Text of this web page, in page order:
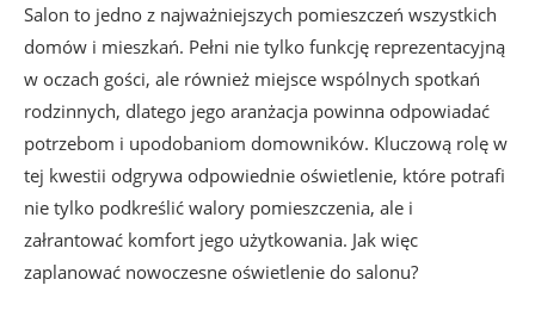
Salon to jedno z najważniejszych pomieszczeń wszystkich
domów i mieszkań. Pełni nie tylko funkcję reprezentacyjną
w oczach gości, ale również miejsce wspólnych spotkań
rodzinnych, dlatego jego aranżacja powinna odpowiadać
potrzebom i upodobaniom domowników. Kluczową rolę w
tej kwestii odgrywa odpowiednie oświetlenie, które potrafi
nie tylko podkreślić walory pomieszczenia, ale i
załrantować komfort jego użytkowania. Jak więc
zaplanować nowoczesne oświetlenie do salonu?